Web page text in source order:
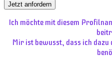
Jetzt anfordern
Ich möchte mit diesem
Mir ist bewusst, dass ich dazu